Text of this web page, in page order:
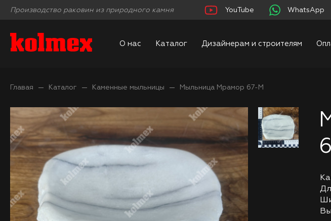
Производство раковин из природного камня YouTube WhatsApp
О нас Каталог Дизайнерам и строителям
Главая Каталог Каменные мыльницы Мыльница Мрамор 67-М